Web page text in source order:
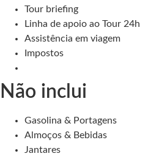
Tour briefing
Linha de apoio ao Tour 24h
Assistência em viagem
Impostos
Não inclui
Gasolina & Portagens
Almoços & Bebidas
Jantares